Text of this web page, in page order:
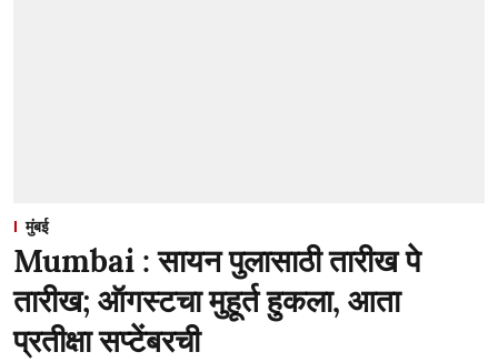
मुंबई
Mumbai : सायन पुलासाठी तारीख पे
तारीख; ऑगस्टचा मुहूर्त हुकला, आता
प्रतीक्षा सप्टेंबरची